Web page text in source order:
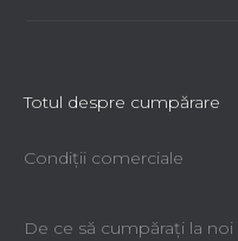
Totul despre cumpărare
Condiții comerciale
De ce să cumpăraţi la noi